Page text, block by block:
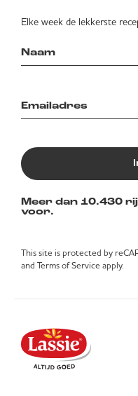
Elke week de lekkerste
Meer dan 10.430
voor.
This site is protected by
and Terms of Service apply.